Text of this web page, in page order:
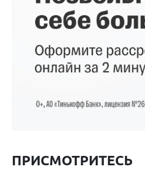
ПРИСМОТРИТЕСЬ